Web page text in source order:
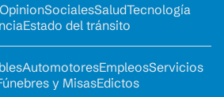
SocialesSaludTecnología
Estado del tránsito
AutomotoresEmpleosServicios
y MisasEdictos